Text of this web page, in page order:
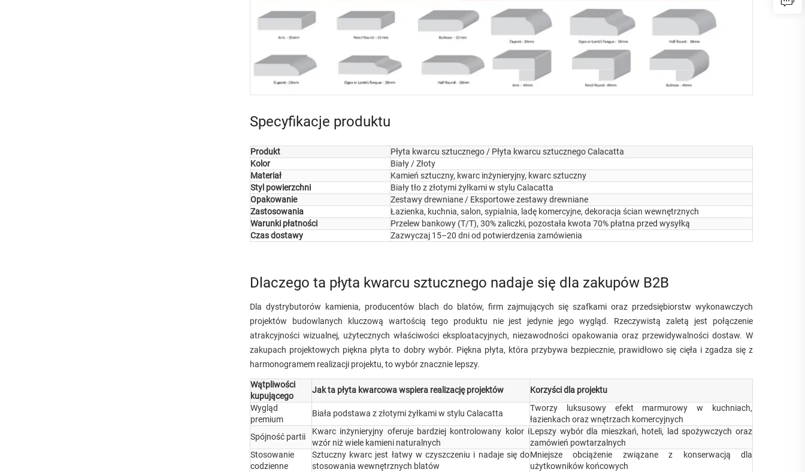
Specyfikacje produktu
Produkt
Płyta kwarcu sztucznego / Płyta kwarcu sztucznego Calacatta
Kolor
Biały / Złoty
Materiał
Kamień sztuczny, kwarc inżynieryjny, kwarc sztuczny
Styl powierzchni
Biały tło z złotymi żyłkami w stylu Calacatta
Opakowanie
Zestawy drewniane / Eksportowe zestawy drewniane
Zastosowania
Łazienka, kuchnia, salon, sypialnia, ladę komercyjne, dekoracja ścian wewnętrznych
Warunki płatności
Przelew bankowy (T/T), 30% zaliczki, pozostała kwota 70% płatna przed wysyłką
Czas dostawy
Zazwyczaj 15–20 dni od potwierdzenia zamówienia
Dlaczego ta płyta kwarcu sztucznego nadaje się dla zakupów B2B
Dla dystrybutorów kamienia, producentów blach do blatów, firm zajmujących się szafkami oraz przedsiębiorstw wykonawczych
projektów budowlanych kluczową wartością tego produktu nie jest jedynie jego wygląd. Rzeczywistą zaletą jest połączenie
atrakcyjności wizualnej, użytecznych właściwości eksploatacyjnych, niezawodności opakowania oraz przewidywalności dostaw. W
zakupach projektowych piękna płyta to dobry wybór. Piękna płyta, która przybywa bezpiecznie, prawidłowo się cięła i zgadza się z
harmonogramem realizacji projektu, to wybór znacznie lepszy.
Wątpliwości
kupującego
Jak ta płyta kwarcowa wspiera realizację projektów
Korzyści dla projektu
Wygląd
premium
Biała podstawa z złotymi żyłkami w stylu Calacatta
Tworzy luksusowy efekt marmurowy w kuchniach,
łazienkach oraz wnętrzach komercyjnych
Spójność partii
Kwarc inżynieryjny oferuje bardziej kontrolowany kolor i
wzór niż wiele kamieni naturalnych
Lepszy wybór dla mieszkań, hoteli, lad spożywczych oraz
zamówień powtarzalnych
Stosowanie
codzienne
Sztuczny kwarc jest łatwy w czyszczeniu i nadaje się do
stosowania wewnętrznych blatów
Mniejsze obciążenie związane z konserwacją dla
użytkowników końcowych